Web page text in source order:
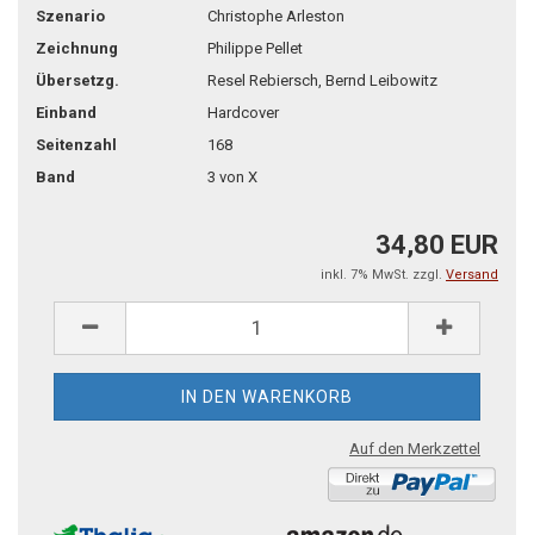
Szenario
Christophe Arleston
Zeichnung
Philippe Pellet
Übersetzg.
Resel Rebiersch, Bernd Leibowitz
Einband
Hardcover
Seitenzahl
168
Band
3 von X
34,80 EUR
inkl. 7% MwSt. zzgl. Versand
Auf den Merkzettel